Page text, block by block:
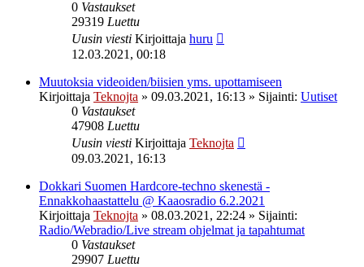
0 Vastaukset
29319 Luettu
Uusin viesti Kirjoittaja huru
12.03.2021, 00:18
Muutoksia videoiden/biisien yms. upottamiseen
Kirjoittaja Teknojta » 09.03.2021, 16:13 » Sijainti: Uutiset
0 Vastaukset
47908 Luettu
Uusin viesti Kirjoittaja Teknojta
09.03.2021, 16:13
Dokkari Suomen Hardcore-techno skenestä -
Ennakkohaastattelu @ Kaaosradio 6.2.2021
Kirjoittaja Teknojta » 08.03.2021, 22:24 » Sijainti:
Radio/Webradio/Live stream ohjelmat ja tapahtumat
0 Vastaukset
29907 Luettu